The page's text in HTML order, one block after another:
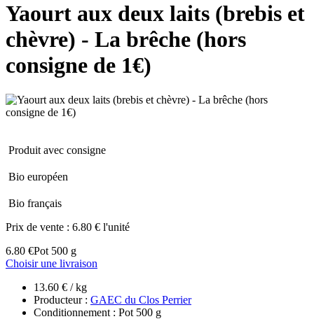
Yaourt aux deux laits (brebis et
chèvre) - La brêche (hors
consigne de 1€)
Produit avec consigne
Bio européen
Bio français
Prix de vente : 6.80 € l'unité
6.80 €Pot 500 g
Choisir une livraison
13.60 € / kg
Producteur : GAEC du Clos Perrier
Conditionnement : Pot 500 g